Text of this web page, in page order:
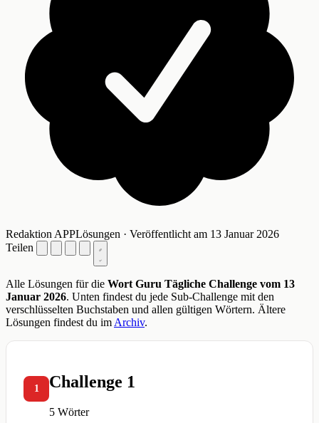
Redaktion APPLösungen · Veröffentlicht am 13 Januar 2026
Teilen
Alle Lösungen für die Wort Guru Tägliche Challenge vom 13
Januar 2026. Unten findest du jede Sub-Challenge mit den
verschlüsselten Buchstaben und allen gültigen Wörtern. Ältere
Lösungen findest du imArchiv.
1 Challenge 1
5 Wörter